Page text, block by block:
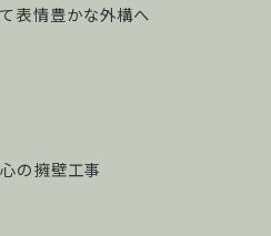
表情豊かな外構へ
の擁壁工事